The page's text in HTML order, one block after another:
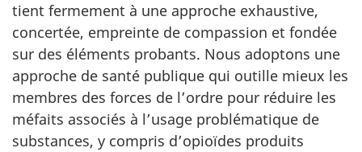
tient fermement à une approche exhaustive,
concertée, empreinte de compassion et fondée
sur des éléments probants. Nous adoptons une
approche de santé publique qui outille mieux les
membres des forces de l’ordre pour réduire les
méfaits associés à l’usage problématique de
substances, y compris d’opioïdes produits